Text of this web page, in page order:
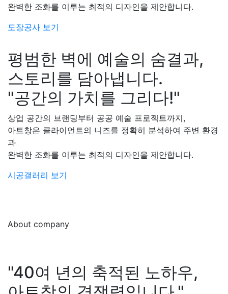
완벽한 조화를 이루는 최적의 디자인을 제안합니다.
도장공사 보기
평범한 벽에 예술의 숨결과,
스토리를 담아냅니다.
"공간의 가치를 그리다!"
상업 공간의 브랜딩부터 공공 예술 프로젝트까지,
아트창은 클라이언트의 니즈를 정확히 분석하여 주변 환경
과
완벽한 조화를 이루는 최적의 디자인을 제안합니다.
시공갤러리 보기
About company
"40여 년의 축적된 노하우,